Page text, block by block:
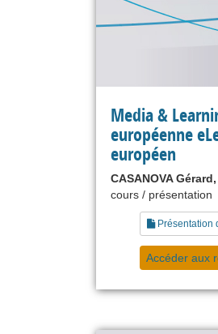
Media &
européenne
européen
CASANOVA
cours / présentation
Présentation
Accéder aux